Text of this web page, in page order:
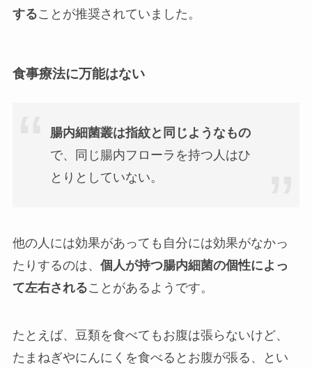
することが推奨されていました。
食事療法に万能はない
腸内細菌叢は指紋と同じようなもの
で、同じ腸内フローラを持つ人はひ
とりとしていない。
他の人には効果があっても自分には効果がなかっ
たりするのは、 個人が持つ腸内細菌の個性によっ
て左右されることがあるようです。
たとえば、豆類を食べてもお腹は張らないけど、
たまねぎやにんにくを食べるとお腹が張る、とい